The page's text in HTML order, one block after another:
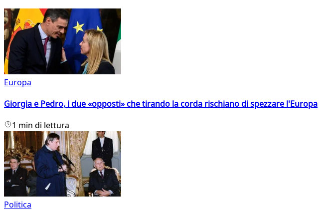
Europa
Giorgia e Pedro, i due «opposti» che tirando la corda rischiano di spezzare l'Europa
1 min di lettura
Politica